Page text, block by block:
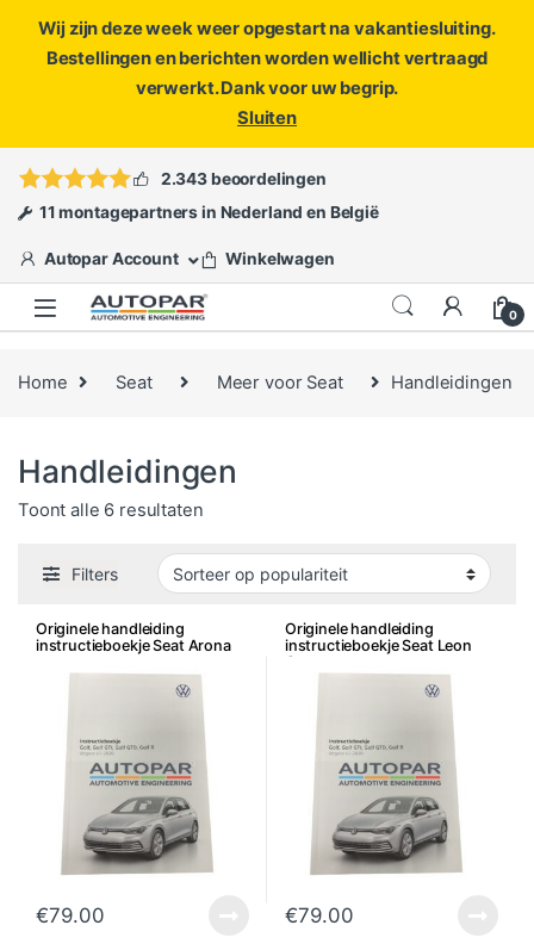
Wij zijn deze week weer opgestart na vakantiesluiting.
Bestellingen en berichten worden wellicht vertraagd
verwerkt. Dank voor uw begrip.
Sluiten
ofopen een ticket
2.343 beoordelingen
11 montagepartners in Nederland en België
Autopar Account Winkelwagen
0
Home Seat Meer voor Seat Handleidingen
Handleidingen
Toont alle 6 resultatenGesorteerd op populariteit
Filters
Originele handleiding
instructieboekje Seat Arona
€79.00
Originele handleiding
instructieboekje Seat Leon
Cupra
€79.00